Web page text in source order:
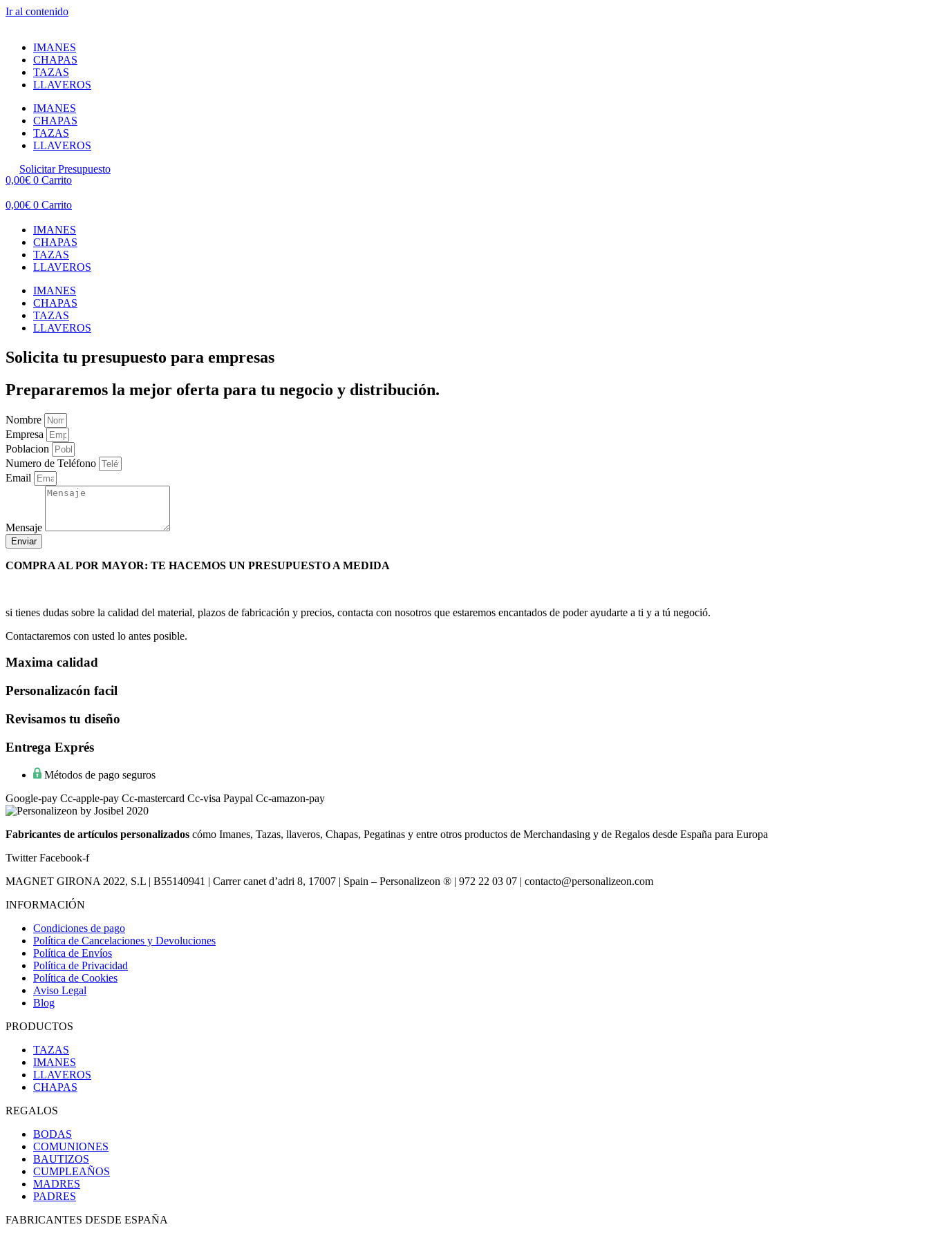
Ir al contenido
IMANES
CHAPAS
TAZAS
LLAVEROS
IMANES
CHAPAS
TAZAS
LLAVEROS
Solicitar Presupuesto
0,00€ 0 Carrito
0,00€ 0 Carrito
IMANES
CHAPAS
TAZAS
LLAVEROS
IMANES
CHAPAS
TAZAS
LLAVEROS
Solicita tu presupuesto para empresas
Prepararemos la mejor oferta para tu negocio y distribución.
Nombre
Empresa
Poblacion
Numero de Teléfono
Email
Mensaje
Enviar
COMPRA AL POR MAYOR: TE HACEMOS UN PRESUPUESTO A MEDIDA
si tienes dudas sobre la calidad del material, plazos de fabricación y precios, contacta con nosotros que estaremos encantados de poder ayudarte a ti y a tú negoció.
Contactaremos con usted lo antes posible.
Maxima calidad
Personalizacón facil
Revisamos tu diseño
Entrega Exprés
Métodos de pago seguros
Google-pay Cc-apple-pay Cc-mastercard Cc-visa Paypal Cc-amazon-pay
Fabricantes de artículos personalizados cómo Imanes, Tazas, llaveros, Chapas, Pegatinas y entre otros productos de Merchandasing y de Regalos desde España para Europa
Twitter Facebook-f
MAGNET GIRONA 2022, S.L | B55140941 | Carrer canet d’adri 8, 17007 | Spain – Personalizeon ® | 972 22 03 07 | contacto@personalizeon.com
INFORMACIÓN
Condiciones de pago
Política de Cancelaciones y Devoluciones
Política de Envíos
Política de Privacidad
Política de Cookies
Aviso Legal
Blog
PRODUCTOS
TAZAS
IMANES
LLAVEROS
CHAPAS
REGALOS
BODAS
COMUNIONES
BAUTIZOS
CUMPLEAÑOS
MADRES
PADRES
FABRICANTES DESDE ESPAÑA